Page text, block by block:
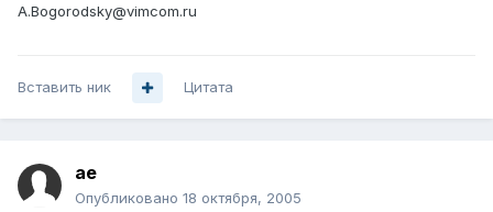
A.Bogorodsky@vimcom.ru
Вставить ник Цитата
ae
Опубликовано 18 октября, 2005